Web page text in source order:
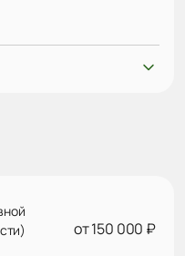
от 150 000 ₽